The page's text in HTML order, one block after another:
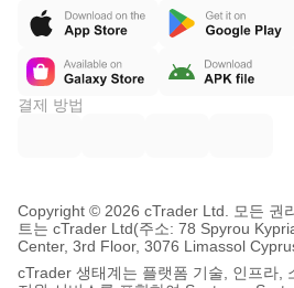
결제 방법
Copyright © 2026 cTrader Ltd. 모든 권
트는 cTrader Ltd(주소: 78 Spyrou
Center, 3rd Floor, 3076 Limassol
cTrader 생태계는 플랫폼 기술, 인프라,